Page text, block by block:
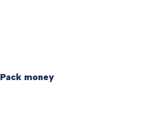
Pack money